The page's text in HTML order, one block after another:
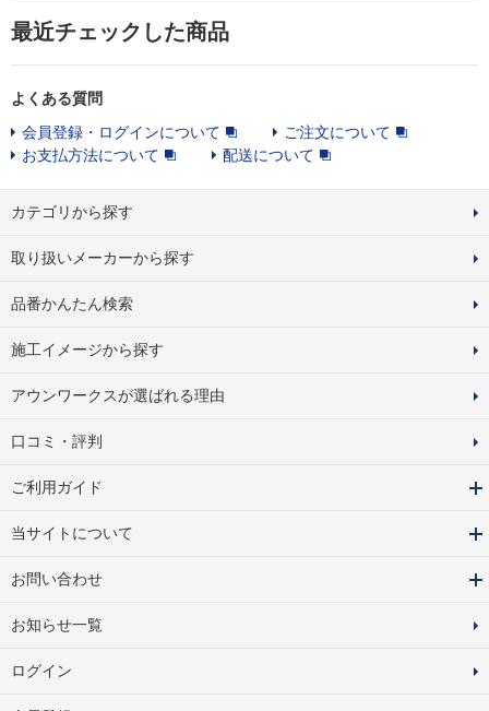
最近チェックした商品
よくある質問
会員登録・ログインについて
ご注文について
お支払方法について
配送について
カテゴリから探す
取り扱いメーカーから探す
品番かんたん検索
施工イメージから探す
アウンワークスが選ばれる理由
口コミ・評判
ご利用ガイド
当サイトについて
お問い合わせ
お知らせ一覧
ログイン